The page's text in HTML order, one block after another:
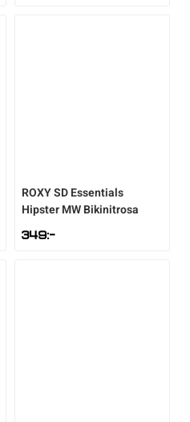
ROXYSD Essentials
Hipster MW Bikinitrosa
349:-